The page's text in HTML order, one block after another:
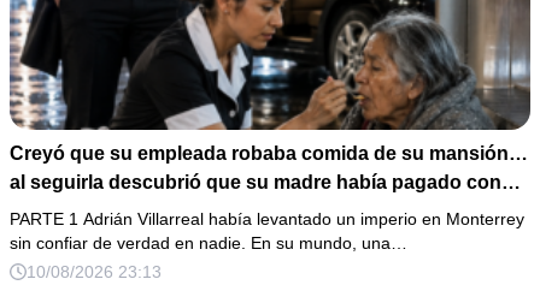
Creyó que su empleada robaba comida de su mansión…
al seguirla descubrió que su madre había pagado con
sus piernas por salvarle la vida 15 años atrás
PARTE 1 Adrián Villarreal había levantado un imperio en Monterrey
sin confiar de verdad en nadie. En su mundo, una…
10/08/2026 23:13